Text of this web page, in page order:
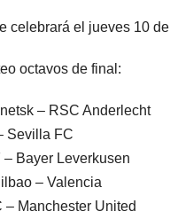
celebrará el jueves 10
octavos de final:
– RSC Anderlecht
Sevilla FC
Bayer Leverkusen
– Valencia
– Manchester United